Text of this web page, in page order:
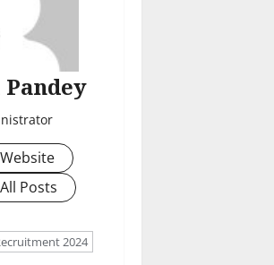
Posts
2024